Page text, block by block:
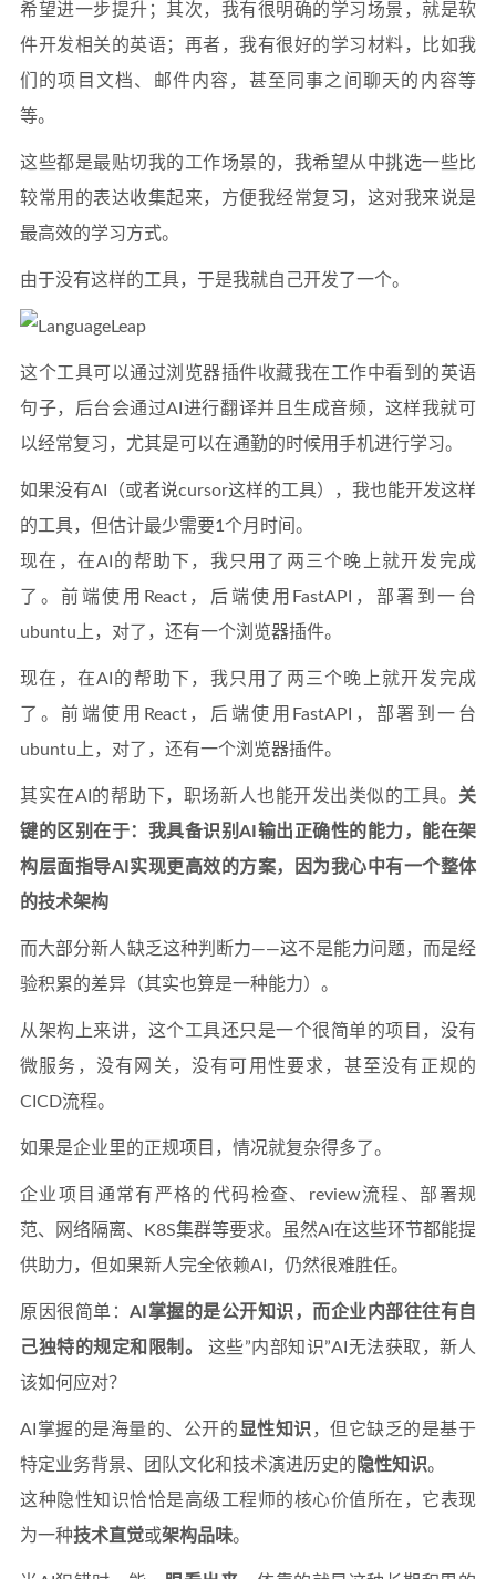
希望进一步提升；其次，我有很明确的学习场景，就是软
件开发相关的英语；再者，我有很好的学习材料，比如我
们的项目文档、邮件内容，甚至同事之间聊天的内容等
等。
这些都是最贴切我的工作场景的，我希望从中挑选一些比
较常用的表达收集起来，方便我经常复习，这对我来说是
最高效的学习方式。
由于没有这样的工具，于是我就自己开发了一个。
这个工具可以通过浏览器插件收藏我在工作中看到的英语
句子，后台会通过AI进行翻译并且生成音频，这样我就可
以经常复习，尤其是可以在通勤的时候用手机进行学习。
如果没有AI（或者说cursor这样的工具），我也能开发这样
的工具，但估计最少需要1个月时间。
现在，在AI的帮助下，我只用了两三个晚上就开发完成
了。前端使用React，后端使用FastAPI，部署到一台
ubuntu上，对了，还有一个浏览器插件。
现在，在AI的帮助下，我只用了两三个晚上就开发完成
了。前端使用React，后端使用FastAPI，部署到一台
ubuntu上，对了，还有一个浏览器插件。
其实在AI的帮助下，职场新人也能开发出类似的工具。 关
键的区别在于：我具备识别AI输出正确性的能力，能在架
构层面指导AI实现更高效的方案，因为我心中有一个整体
的技术架构
而大部分新人缺乏这种判断力——这不是能力问题，而是经
验积累的差异（其实也算是一种能力）。
从架构上来讲，这个工具还只是一个很简单的项目，没有
微服务，没有网关，没有可用性要求，甚至没有正规的
CICD流程。
如果是企业里的正规项目，情况就复杂得多了。
企业项目通常有严格的代码检查、review流程、部署规
范、网络隔离、K8S集群等要求。虽然AI在这些环节都能提
供助力，但如果新人完全依赖AI，仍然很难胜任。
原因很简单： AI掌握的是公开知识，而企业内部往往有自
己独特的规定和限制。
这些”内部知识”AI无法获取，新人
该如何应对？
AI掌握的是海量的、公开的 显性知识 ，但它缺乏的是基于
特定业务背景、团队文化和技术演进历史的 隐性知识。
这种隐性知识恰恰是高级工程师的核心价值所在，它表现
为一种技术直觉或架构品味。